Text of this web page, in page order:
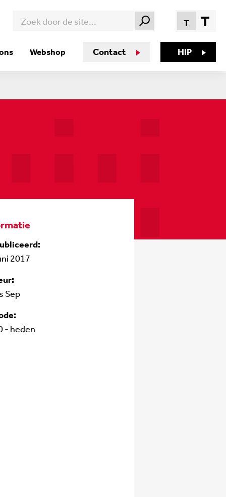
T T
Webshop Contact HIP
2017
Sep
- heden